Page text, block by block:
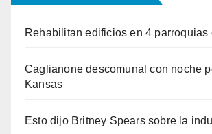
Rehabilitan edificios en 4 parroquias
Caglianone descomunal con noche
Kansas
Esto dijo Britney Spears sobre la